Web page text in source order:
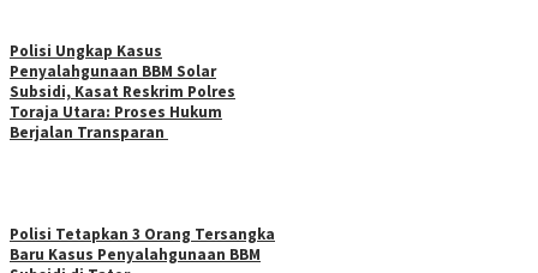
Polisi Ungkap Kasus
Penyalahgunaan BBM Solar
Subsidi, Kasat Reskrim Polres
Toraja Utara: Proses Hukum
Berjalan Transparan
Polisi Tetapkan 3 Orang Tersangka
Baru Kasus Penyalahgunaan BBM